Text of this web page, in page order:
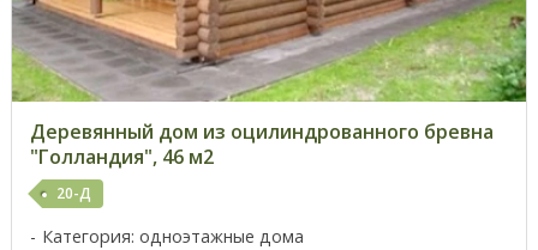
Деревянный дом из оцилиндрованного бревна
"Голландия", 46 м2
20-Д
Категория: одноэтажные дома